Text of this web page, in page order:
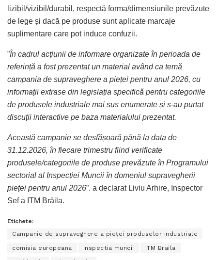
lizibil/vizibil/durabil, respectă forma/dimensiunile prevăzute
de lege și dacă pe produse sunt aplicate marcaje
suplimentare care pot induce confuzii.
”În cadrul acțiunii de informare organizate în perioada de
referință a fost prezentat un material având ca temă
campania de supraveghere a pieței pentru anul 2026, cu
informații extrase din legislația specifică pentru categoriile
de produsele industriale mai sus enumerate și s-au purtat
discuții interactive pe baza materialului prezentat.
Această campanie se desfășoară până la data de
31.12.2026, în fiecare trimestru fiind verificate
produsele/categoriile de produse prevăzute în Programului
sectorial al Inspecției Muncii în domeniul supravegherii
pieței pentru anul 2026”. a declarat Liviu Arhire, Inspector
Șef a ITM Brăila.
Etichete:
Campanie de supraveghere a pieței produselor industriale
comisia europeana inspectia muncii ITM Braila